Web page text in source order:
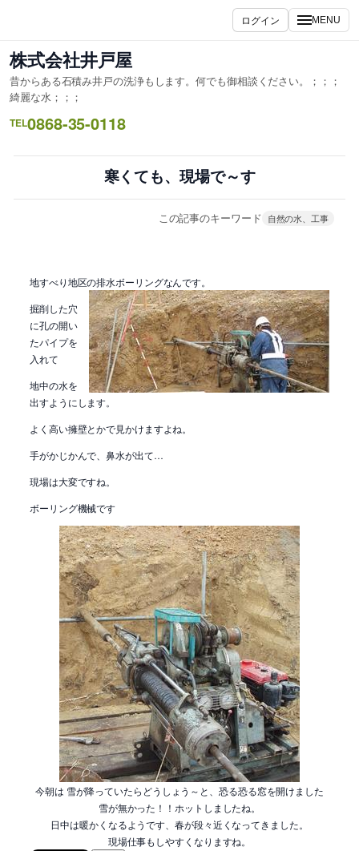
を
ス
キ
ッ
プ
ログイン MENU
株式会社井戸屋
昔からある石積み井戸の洗浄もします。何でも御相談ください。；；；
綺麗な水；；；
TEL0868-35-0118
寒くても、現場で～す
この記事のキーワード 自然の水、工事
地すべり地区の排水ボーリングなんです。
掘削した穴
に孔の開い
たパイプを
入れて
地中の水を
出すようにします。
よく高い擁壁とかで見かけますよね。
手がかじかんで、鼻水が出て…
現場は大変ですね。
ボーリング機械です
今朝は 雪が降っていたらどうしょう～と、恐る恐る窓を開けました
雪が無かった！！ホットしましたね。
日中は暖かくなるようです、春が段々近くなってきました。
現場仕事もしやすくなりますね。